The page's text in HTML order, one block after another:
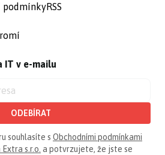
podmínkyRSS
IT v e-mailu
ODEBÍRAT
souhlasíte s Obchodními podmínkami
s.r.o. a potvrzujete, že jste se